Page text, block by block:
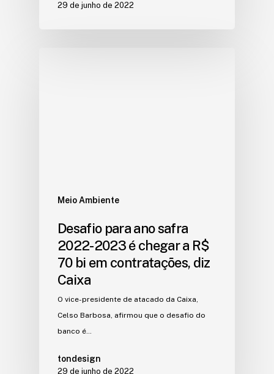
29 de junho de 2022
Meio Ambiente
Desafio para ano safra
2022-2023 é chegar a R$
70 bi em contratações, diz
Caixa
O vice-presidente de atacado da Caixa,
Celso Barbosa, afirmou que o desafio do
banco é…
tondesign
29 de junho de 2022